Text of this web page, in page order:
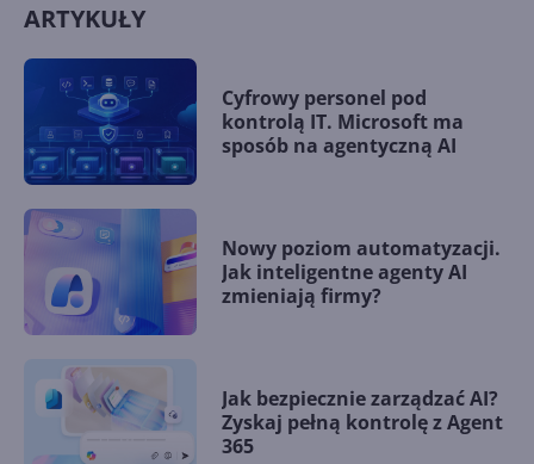
ARTYKUŁY
Cyfrowy personel pod
kontrolą IT. Microsoft ma
sposób na agentyczną AI
Nowy poziom automatyzacji.
Jak inteligentne agenty AI
zmieniają firmy?
Jak bezpiecznie zarządzać AI?
Zyskaj pełną kontrolę z Agent
365